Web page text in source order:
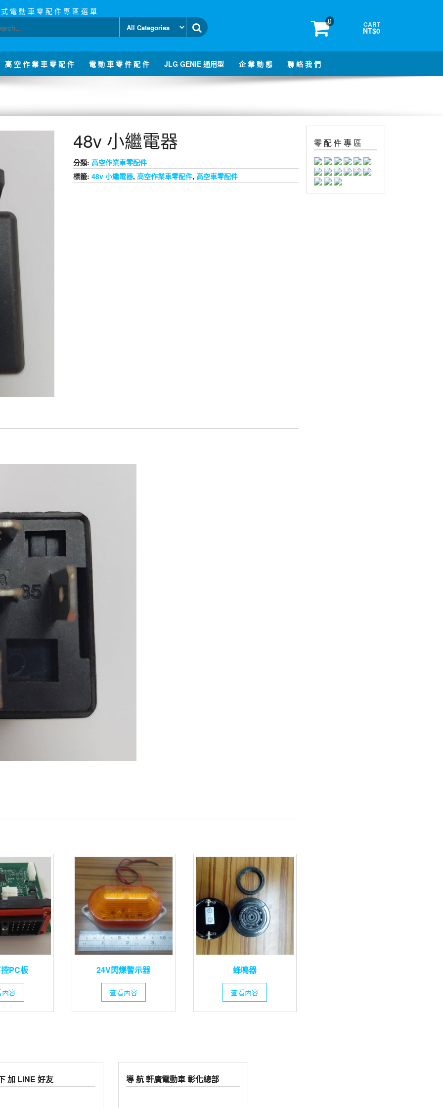
電 動 車 零 配 件 專 區 選 單
0 CART
NT$0
高 空 作 業 車 零 配 件 電 動 車 零 件 配 件 JLG GENIE 通用型 企 業 動 態 聯 絡 我 們
48v 小繼電器
分類: 高空作業車零配件
標籤: 48v 小繼電器, 高空作業車零配件, 高空車零配件
PC板
內容
24V閃爍警示器
查看內容
蜂鳴器
查看內容
零 配 件 專 區
加 LINE 好友 導 航 軒廣電動車 彰化總部